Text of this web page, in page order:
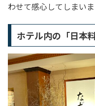
わせて感心してしまいま
ホテル内の「日本